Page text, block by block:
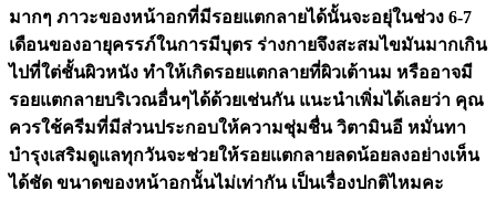
มากๆ ภาวะของหน้าอกที่มีรอยแตกลายได้นั้นจะอยุ่ในช่วง 6-7
เดือนของอายุครรภ์ในการมีบุตร ร่างกายจึงสะสมไขมันมากเกิน
ไปที่ใต่ชั้นผิวหนัง ทำให้เกิดรอยแตกลายที่ผิวเต้านม หรืออาจมี
รอยแตกลายบริเวณอื่นๆได้ด้วยเช่นกัน แนะนำเพิ่มได้เลยว่า คุณ
ควรใช้ครีมที่มีส่วนประกอบให้ความชุ่มชื่น วิตามินอี หมั่นทา
บำรุงเสริมดูแลทุกวันจะช่วยให้รอยแตกลายลดน้อยลงอย่างเห็น
ได้ชัด ขนาดของหน้าอกนั้นไม่เท่ากัน เป็นเรื่องปกติไหมคะ